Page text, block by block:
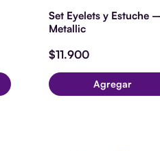
Set Eyelets y Estuche
Metallic
$11.900
Agregar